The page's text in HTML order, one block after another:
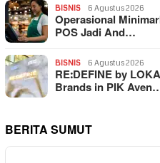
BISNIS 6 Agustus 2026
Operasional
POS Jadi And…
BISNIS 6 Agustus 2026
RE:DEFINE by
Brands in PIK
BERITA SUMUT